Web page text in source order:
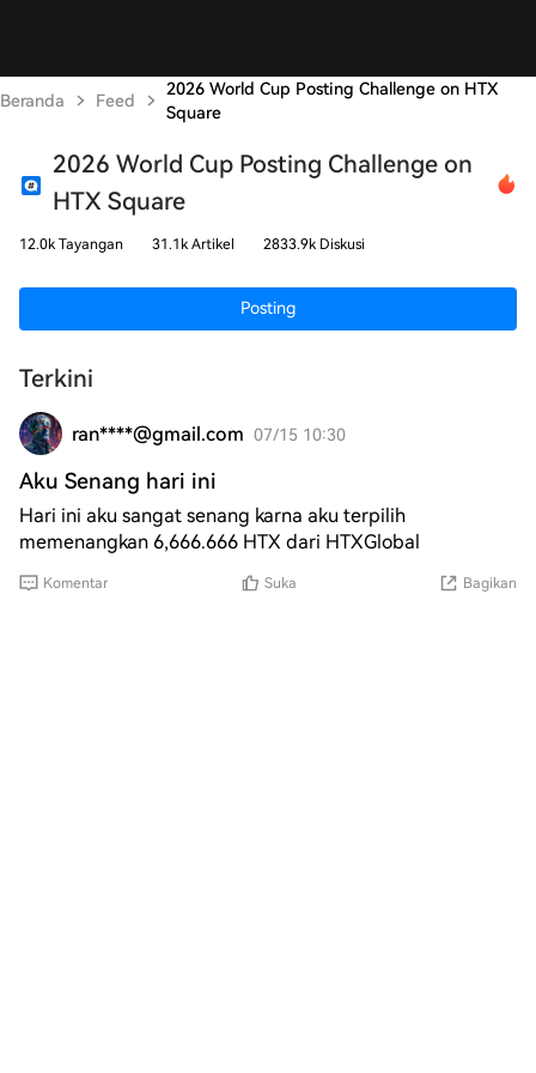
Beranda Feed
2026 World Cup Posting Challenge on HTX
Square
2026 World Cup Posting Challenge on
HTX Square
12.0k Tayangan 31.1k Artikel 2833.9k Diskusi
Posting
Terkini
ran****@gmail.com 07/15 10:30
Aku Senang hari ini
Hari ini aku sangat senang karna aku terpilih
memenangkan 6,666.666 HTX dari HTXGlobal
Komentar Suka Bagikan